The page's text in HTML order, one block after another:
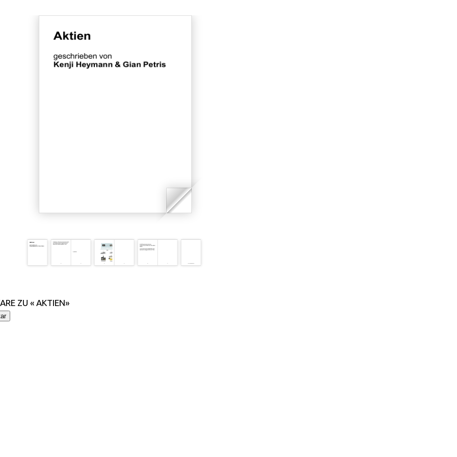
ZU « AKTIEN»